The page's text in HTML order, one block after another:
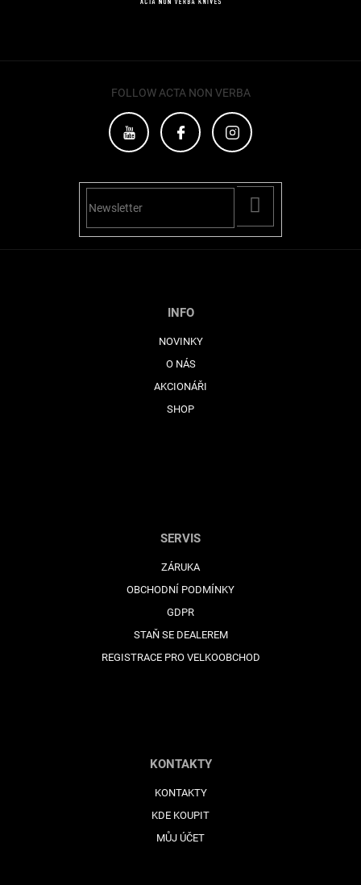
FOLLOW ACTA NON VERBA
SE
INFO
NOVINKY
O NÁS
AKCIONÁŘI
SHOP
SERVIS
ZÁRUKA
OBCHODNÍ PODMÍNKY
GDPR
STAŇ SE DEALEREM
REGISTRACE PRO VELKOOBCHOD
KONTAKTY
KONTAKTY
KDE KOUPIT
MŮJ ÚČET